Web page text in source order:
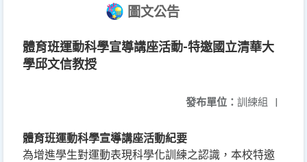
圖文公告
體育班運動科學宣導講座活動-特邀國立清華大
學邱文信教授
發布單位： 訓練組 |
體育班運動科學宣導講座活動紀要
為增進學生對運動表現科學化訓練之認識，本校特邀